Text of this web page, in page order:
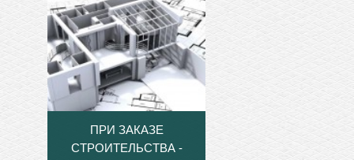
ПРИ ЗАКАЗЕ
СТРОИТЕЛЬСТВА -